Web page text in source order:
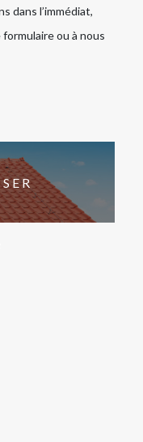
dans l’immédiat,
ou à nous